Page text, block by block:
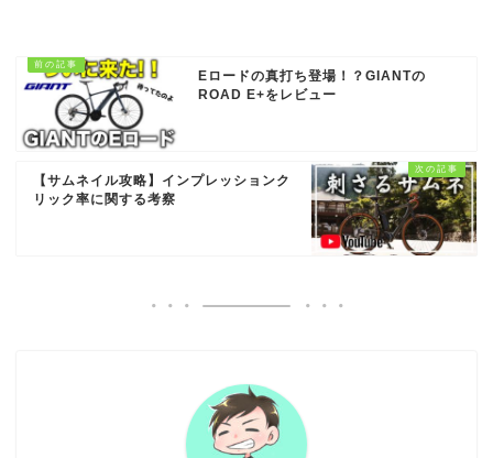
Eロードの真打ち登場！？GIANTの
ROAD E+をレビュー
【サムネイル攻略】インプレッションク
リック率に関する考察